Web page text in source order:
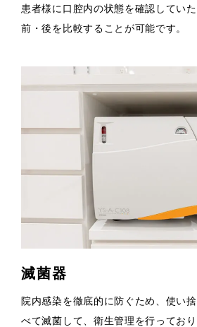
患者様に口腔内の状態を確認してい
前・後を比較することが可能です。
滅菌器
院内感染を徹底的に防ぐため、使い
べて滅菌して、衛生管理を行ってお